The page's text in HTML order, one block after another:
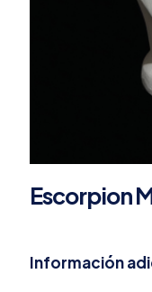
Escorpion
Información